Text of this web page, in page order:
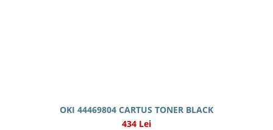
OKI 44469804 CARTUS TONER BLACK
434 Lei